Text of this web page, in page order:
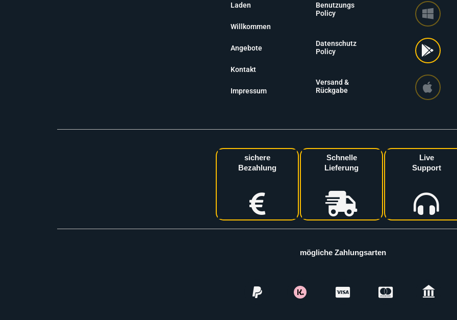
Laden
Willkommen
Angebote
Kontakt
Impressum
Benutzungs
Policy
Datenschutz
Policy
Versand &
Rückgabe
sichere
Bezahlung
Schnelle
Lieferung
Live
Support
mögliche Zahlungsarten